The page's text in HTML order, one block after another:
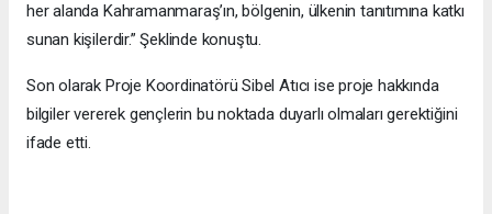
her alanda Kahramanmaraş’ın, bölgenin, ülkenin tanıtımına katkı
sunan kişilerdir.” Şeklinde konuştu.
Son olarak Proje Koordinatörü Sibel Atıcı ise proje hakkında
bilgiler vererek gençlerin bu noktada duyarlı olmaları gerektiğini
ifade etti.